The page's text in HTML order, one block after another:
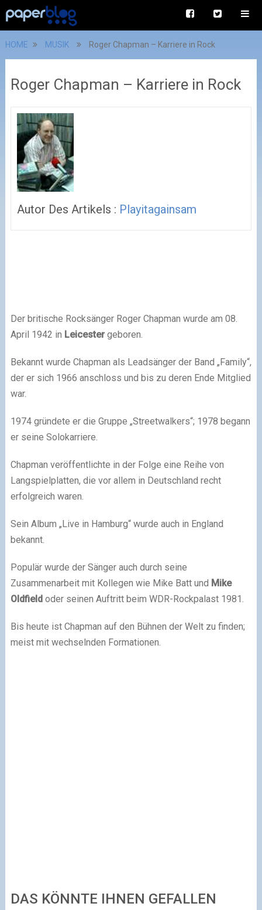
HOME MUSIK Roger Chapman – Karriere in Rock
Roger Chapman – Karriere in Rock
Autor Des Artikels : Playitagainsam
Der britische Rocksänger Roger Chapman wurde am 08.
April 1942 in Leicestergeboren.
Bekannt wurde Chapman als Leadsänger der Band „Family“,
der er sich 1966 anschloss und bis zu deren Ende Mitglied
war.
1974 gründete er die Gruppe „Streetwalkers“; 1978 begann
er seine Solokarriere.
Chapman veröffentlichte in der Folge eine Reihe von
Langspielplatten, die vor allem in Deutschland recht
erfolgreich waren.
Sein Album „Live in Hamburg“ wurde auch in England
bekannt.
Populär wurde der Sänger auch durch seine
Zusammenarbeit mit Kollegen wie Mike Batt und Mike
Oldfieldoder seinen Auftritt beim WDR-Rockpalast 1981.
Bis heute ist Chapman auf den Bühnen der Welt zu finden;
meist mit wechselnden Formationen.
DAS KÖNNTE IHNEN GEFALLEN